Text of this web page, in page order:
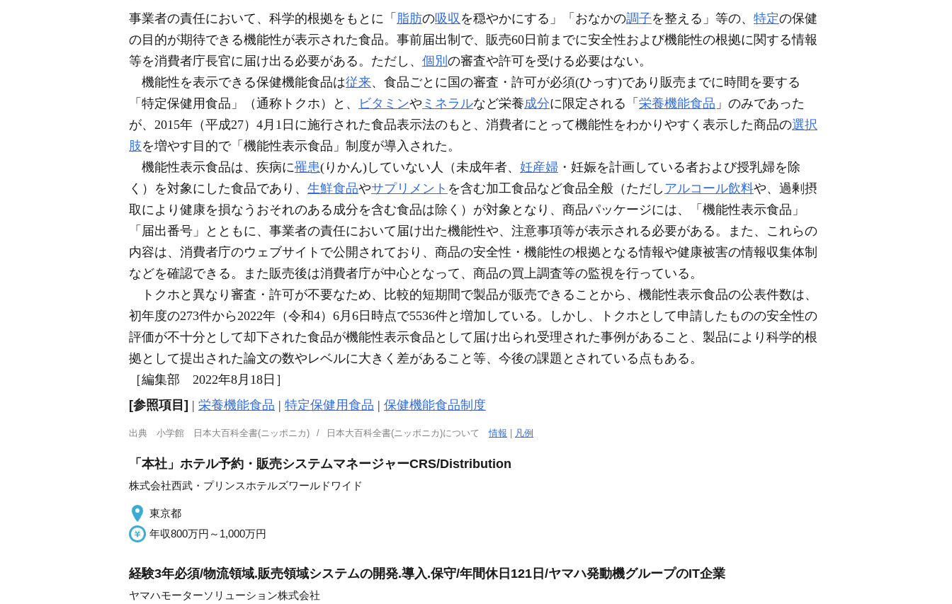
事業者の責任において、科学的根拠をもとに「 脂肪の吸収 を穏やかにする」「おなかの調子を整える」等の、 特定の保健
の目的が期待できる機能性が表示された食品。事前届出制で、販売60日前までに安全性および機能性の根拠に関する情報
等を消費者庁長官に届け出る必要がある。ただし、 個別 の審査や許可を受ける必要はない。
機能性を表示できる保健機能食品は従来、食品ごとに国の審査・許可が必須(ひっす)であり販売までに時間を要する
「特定保健用食品」（通称トクホ）と、
ビタミンや ミネラルなど栄養成分に限定される「 栄養機能食品 」のみであった
が、2015年（平成27）4月1日に施行された食品表示法のもと、消費者にとって機能性をわかりやすく表示した商品の選択
肢を増やす目的で「機能性表示食品」制度が導入された。
機能性表示食品は、疾病に罹患(りかん)していない人（未成年者、 妊産婦 ・妊娠を計画している者および授乳婦を除
く）を対象にした食品であり、 生鮮食品やサプリメント を含む加工食品など食品全般（ただし アルコール飲料や、過剰摂
取により健康を損なうおそれのある成分を含む食品は除く）が対象となり、商品パッケージには、「機能性表示食品」
「届出番号」とともに、事業者の責任において届け出た機能性や、注意事項等が表示される必要がある。また、これらの
内容は、消費者庁のウェブサイトで公開されており、商品の安全性・機能性の根拠となる情報や健康被害の情報収集体制
などを確認できる。また販売後は消費者庁が中心となって、商品の買上調査等の監視を行っている。
トクホと異なり審査・許可が不要なため、比較的短期間で製品が販売できることから、機能性表示食品の公表件数は、
初年度の273件から2022年（令和4）6月6日時点で5536件と増加している。しかし、トクホとして申請したものの安全性の
評価が不十分として却下された食品が機能性表示食品として届け出られ受理された事例があること、製品により科学的根
拠として提出された論文の数やレベルに大きく差があること等、今後の課題とされている点もある。
［編集部 2022年8月18日］
[参照項目] | 栄養機能食品 | 特定保健用食品 | 保健機能食品制度
出典 小学館 日本大百科全書(ニッポニカ) 日本大百科全書(ニッポニカ)について情報 凡例
「本社」ホテル予約・販売システムマネージャーCRS/Distribution
株式会社西武・プリンスホテルズワールドワイド
東京都
年収800万円～1,000万円
経験3年必須/物流領域.販売領域システムの開発.導入.保守/年間休日121日/ヤマハ発動機グループのIT企業
ヤマハモーターソリューション株式会社